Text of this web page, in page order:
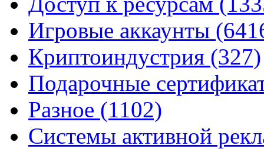
Игровые аккаунты
Криптоиндустрия (327)
Подарочные
Разное (1102)
Системы активной